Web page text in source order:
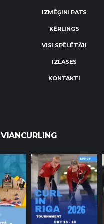
IZMĒĢINI PATS
KĒRLINGS
VISI SPĒLĒTĀJI
IZLASES
KONTAKTI